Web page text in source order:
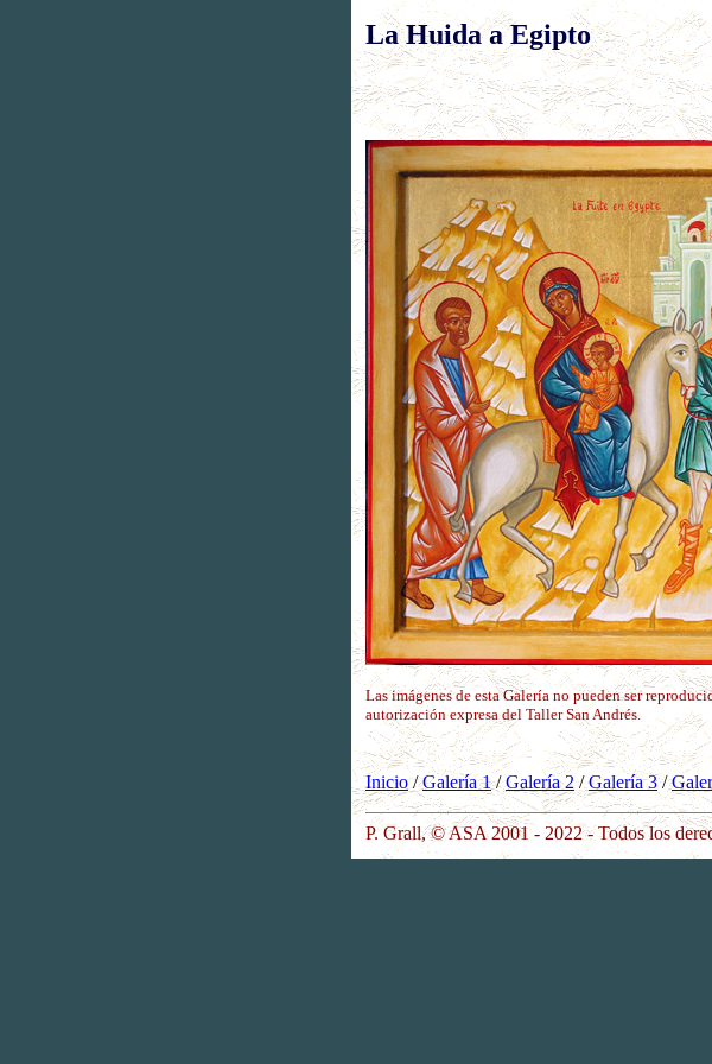
La Huida a Egipto
Las imágenes de esta Galería no pueden ser
autorización expresa del Taller San Andrés.
Inicio/Galería 1/Galería 2 /Galería 3/
P. Grall, © ASA 2001 - 2022 - Todos los